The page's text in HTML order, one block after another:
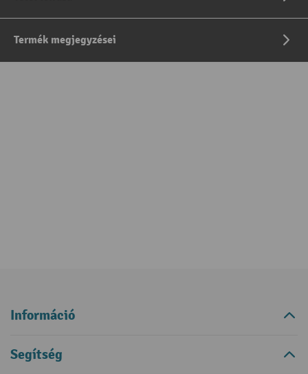
Termék megjegyzései
Információ
Segítség